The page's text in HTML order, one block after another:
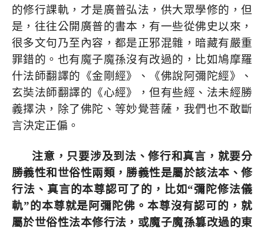
的修行課軌，才是廣普弘法，供大眾學修的，但
是，往往公開廣普的書本，有一些從佛史以來，
很多文句乃至內容，都是正邪混雜，暗藏有嚴重
罪錯的。也有魔子魔孫沒有改過的，比如鳩摩羅
什法師翻譯的《金剛經》、《佛說阿彌陀經》、
玄奘法師翻譯的《心經》，但有些經、法未經勝
義擇決，除了佛陀、等妙覺菩薩，我們也不敢斷
言決定正偏。
注意，只要涉及到法、修行和真言，就要分
勝義性和世俗性兩類，勝義性是屬於該法本、修
行法、真言的本尊認可了的，比如“彌陀修法儀
軌”的本尊就是阿彌陀佛。本尊沒有認可的，就
屬於世俗性法本修行法，或魔子魔孫篡改過的東